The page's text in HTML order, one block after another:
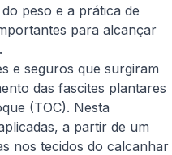
peso e a prática de
para alcançar
e seguros que surgiram
das fascites plantares
(TOC). Nesta
a partir de um
nos tecidos do calcanhar